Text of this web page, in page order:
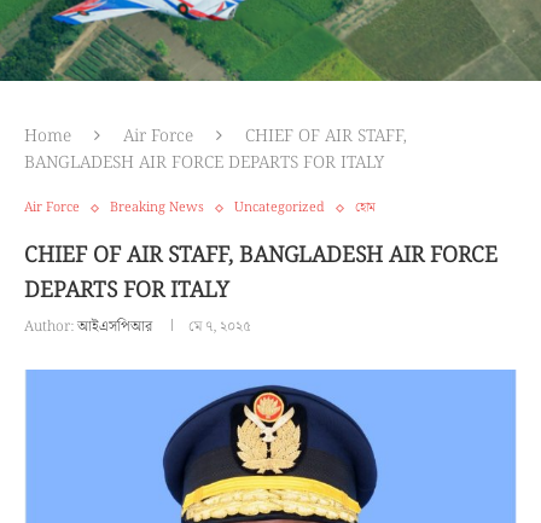
Home Air Force
CHIEF OF AIR STAFF,
BANGLADESH AIR FORCE DEPARTS FOR ITALY
Air Force Breaking News Uncategorized হোম
CHIEF OF AIR STAFF, BANGLADESH AIR FORCE
DEPARTS FOR ITALY
Author:আইএসপিআর মে ৭, ২০২৫